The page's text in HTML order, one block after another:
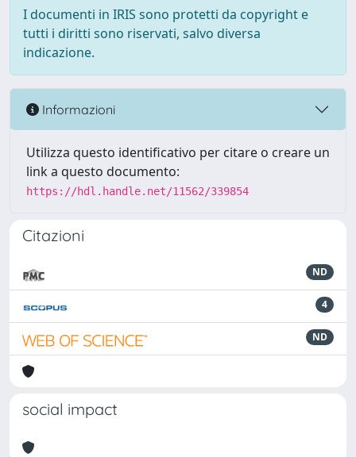
I documenti in IRIS sono protetti da copyright e
tutti i diritti sono riservati, salvo diversa
indicazione.
Informazioni
Utilizza questo identificativo per citare o creare un
link a questo documento:
https://hdl.handle.net/11562/339854
Citazioni
ND
4
ND
social impact